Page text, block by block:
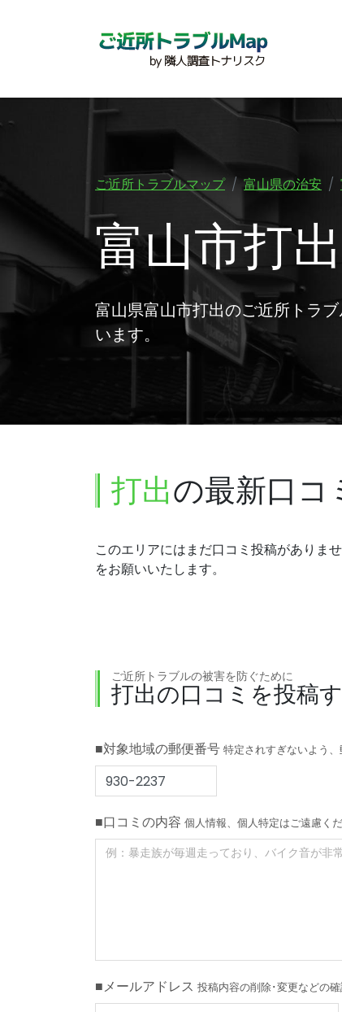
ご近所トラブルマップ 富山県の治安
富山市打出
富山県富山市打出のご近所トラ
います。
打出の最新口コ
このエリアにはまだ口コミ投稿がありま
をお願いいたします。
ご近所トラブルの被害を防ぐために
打出の口コミを投稿
■対象地域の郵便番号 特定されすぎないよう
■口コミの内容 個人情報、個人特定はご遠慮く
■メールアドレス 投稿内容の削除･変更などの